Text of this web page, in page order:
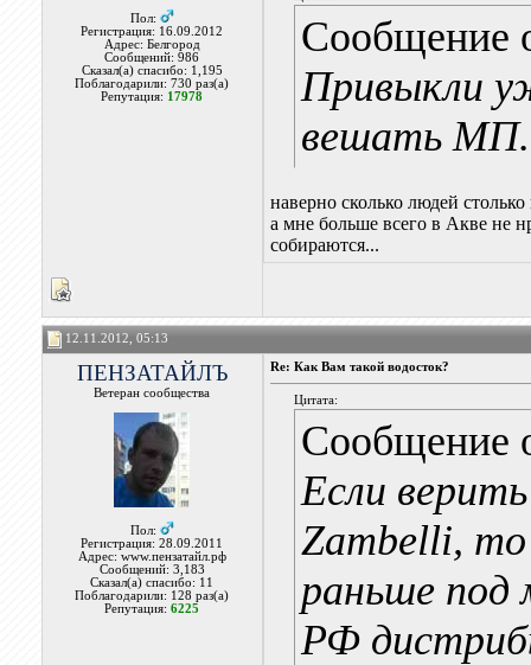
Пол:
Регистрация: 16.09.2012
Адрес: Белгород
Сообщений: 986
Сказал(а) спасибо: 1,195
Поблагодарили: 730 раз(а)
Репутация: 17978
Сообщение
Привыкли
вешать
наверно сколько людей
а мне больше всего в Акве не
собираются...
12.11.2012, 05:13
ПЕНЗАТАЙЛЪ
Ветеран сообщества
Пол:
Регистрация: 28.09.2011
Адрес: www.пензатайл.рф
Сообщений: 3,183
Сказал(а) спасибо: 11
Поблагодарили: 128 раз(а)
Репутация:6225
Re: Как Вам такой водосток?
Цитата:
Сообщение
Если
Zambelli, то
раньше под
РФ